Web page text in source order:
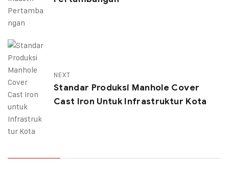
NEXT
Standar Produksi Manhole Cover
Cast Iron Untuk Infrastruktur Kota